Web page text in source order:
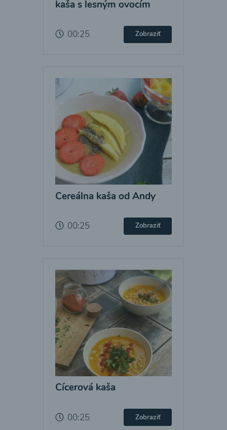
kaša s lesným ovocím
00:25 Zobraziť
Cereálna kaša od Andy
00:25 Zobraziť
Cícerová kaša
00:25 Zobraziť